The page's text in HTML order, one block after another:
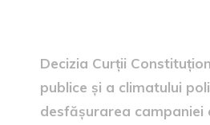
Decizia Curții
publice și a climatului
desfășurarea campaniei